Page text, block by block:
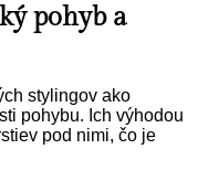
pohyb a
stylingov ako
pohybu. Ich výhodou
pod nimi, čo je